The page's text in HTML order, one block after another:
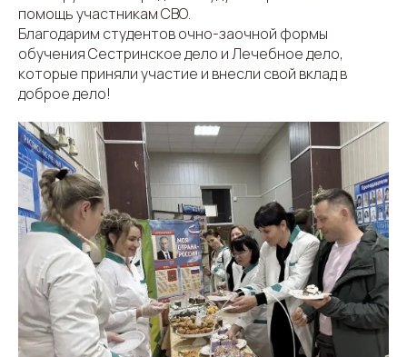
помощь участникам СВО.
Благодарим студентов очно-заочной формы
обучения Сестринское дело и Лечебное дело,
которые приняли участие и внесли свой вклад в
доброе дело!